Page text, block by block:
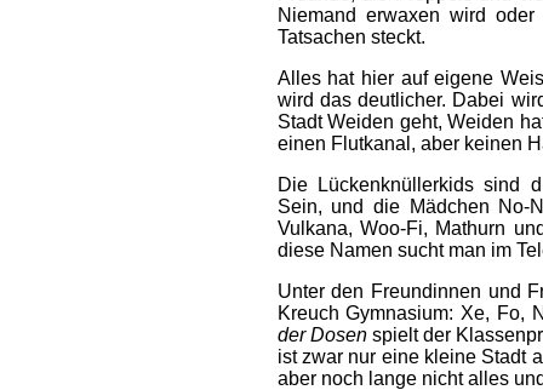
Niemand erwaxen wird
Tatsachen steckt.
Alles hat hier auf eigene
wird das deutlicher. Dabei
Stadt Weiden geht, Weiden
einen Flutkanal, aber keinen
Die Lückenknüllerkids sind
Sein, und die Mädchen No-
Vulkana, Woo-Fi, Mathurn
diese Namen sucht man im
Unter den Freundinnen und
Kreuch Gymnasium: Xe, Fo,
der Dosenspielt der
ist zwar nur eine kleine Stadt
aber noch lange nicht alles